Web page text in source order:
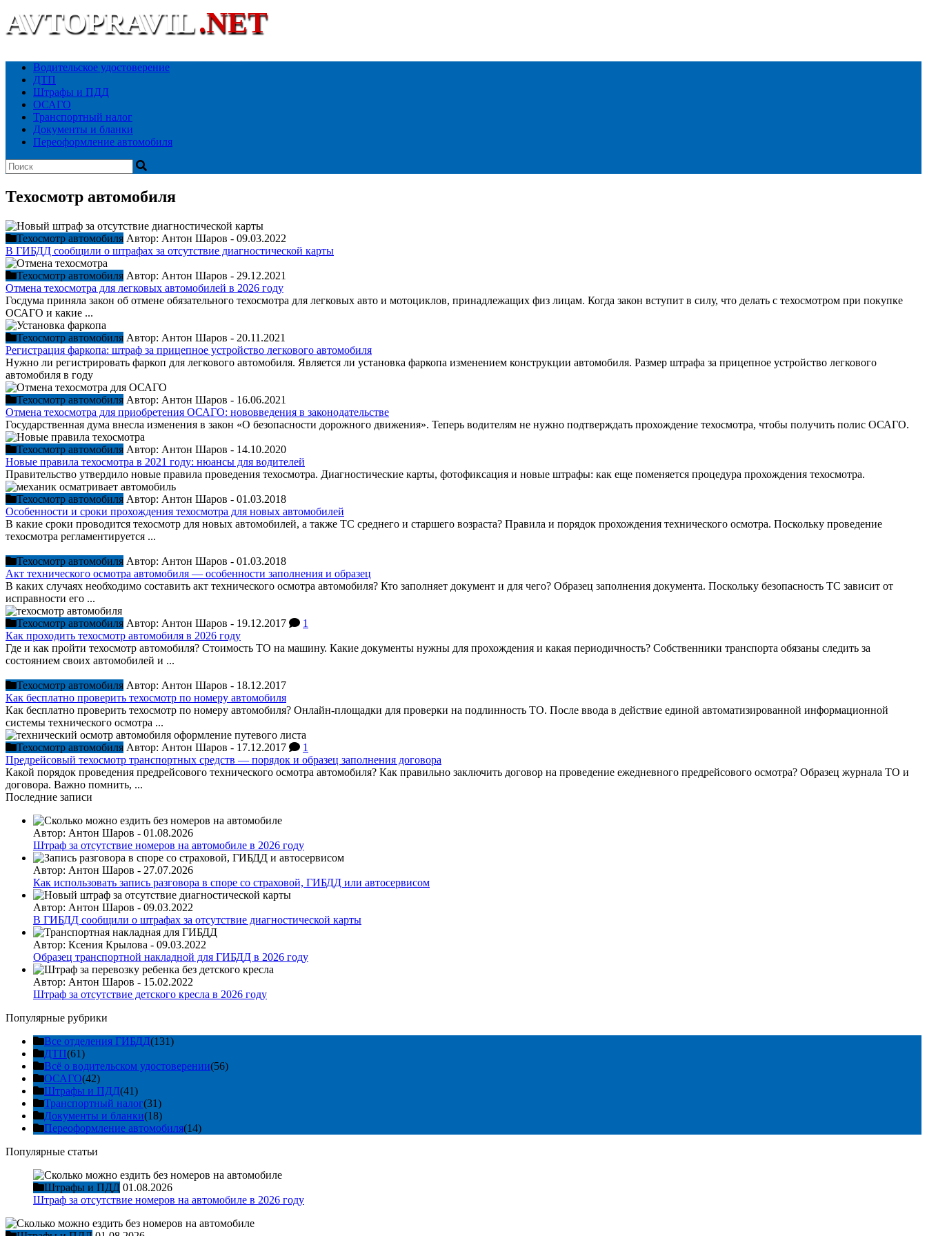
AVTOPRAVIL.NET
Водительское удостоверение
ДТП
Штрафы и ПДД
ОСАГО
Транспортный налог
Документы и бланки
Переоформление автомобиля
Техосмотр автомобиля
Техосмотр автомобиля Автор: Антон Шаров - 09.03.2022
В ГИБДД сообщили о штрафах за отсутствие диагностической карты
Техосмотр автомобиля Автор: Антон Шаров - 29.12.2021
Отмена техосмотра для легковых автомобилей в 2026 году
Госдума приняла закон об отмене обязательного техосмотра для легковых авто и мотоциклов, принадлежащих физ лицам. Когда закон вступит в силу, что делать с техосмотром при покупке
ОСАГО и какие ...
Техосмотр автомобиля Автор: Антон Шаров - 20.11.2021
Регистрация фаркопа: штраф за прицепное устройство легкового автомобиля
Нужно ли регистрировать фаркоп для легкового автомобиля. Является ли установка фаркопа изменением конструкции автомобиля. Размер штрафа за прицепное устройство легкового
автомобиля в году
Техосмотр автомобиля Автор: Антон Шаров - 16.06.2021
Отмена техосмотра для приобретения ОСАГО: нововведения в законодательстве
Государственная дума внесла изменения в закон «О безопасности дорожного движения». Теперь водителям не нужно подтверждать прохождение техосмотра, чтобы получить полис ОСАГО.
Техосмотр автомобиля Автор: Антон Шаров - 14.10.2020
Новые правила техосмотра в 2021 году: нюансы для водителей
Правительство утвердило новые правила проведения техосмотра. Диагностические карты, фотофиксация и новые штрафы: как еще поменяется процедура прохождения техосмотра.
Техосмотр автомобиля Автор: Антон Шаров - 01.03.2018
Особенности и сроки прохождения техосмотра для новых автомобилей
В какие сроки проводится техосмотр для новых автомобилей, а также ТС среднего и старшего возраста? Правила и порядок прохождения технического осмотра. Поскольку проведение
техосмотра регламентируется ...
Техосмотр автомобиля Автор: Антон Шаров - 01.03.2018
Акт технического осмотра автомобиля — особенности заполнения и образец
В каких случаях необходимо составить акт технического осмотра автомобиля? Кто заполняет документ и для чего? Образец заполнения документа. Поскольку безопасность ТС зависит от
исправности его ...
Техосмотр автомобиля Автор: Антон Шаров - 19.12.2017
1
Как проходить техосмотр автомобиля в 2026 году
Где и как пройти техосмотр автомобиля? Стоимость ТО на машину. Какие документы нужны для прохождения и какая периодичность? Собственники транспорта обязаны следить за
состоянием своих автомобилей и ...
Техосмотр автомобиля Автор: Антон Шаров - 18.12.2017
Как бесплатно проверить техосмотр по номеру автомобиля
Как бесплатно проверить техосмотр по номеру автомобиля? Онлайн-площадки для проверки на подлинность ТО. После ввода в действие единой автоматизированной информационной
системы технического осмотра ...
Техосмотр автомобиля Автор: Антон Шаров - 17.12.2017
1
Предрейсовый техосмотр транспортных средств — порядок и образец заполнения договора
Какой порядок проведения предрейсового технического осмотра автомобиля? Как правильно заключить договор на проведение ежедневного предрейсового осмотра? Образец журнала ТО и
договора. Важно помнить, ...
Последние записи
Автор: Антон Шаров - 01.08.2026
Штраф за отсутствие номеров на автомобиле в 2026 году
Автор: Антон Шаров - 27.07.2026
Как использовать запись разговора в споре со страховой, ГИБДД или автосервисом
Автор: Антон Шаров - 09.03.2022
В ГИБДД сообщили о штрафах за отсутствие диагностической карты
Автор: Ксения Крылова - 09.03.2022
Образец транспортной накладной для ГИБДД в 2026 году
Автор: Антон Шаров - 15.02.2022
Штраф за отсутствие детского кресла в 2026 году
Популярные рубрики
Все отделения ГИБДД(131)
ДТП(61)
Всё о водительском удостоверении(56)
ОСАГО(42)
Штрафы и ПДД(41)
Транспортный налог(31)
Документы и бланки(18)
Переоформление автомобиля(14)
Популярные статьи
Штрафы и ПДД 01.08.2026
Штраф за отсутствие номеров на автомобиле в 2026 году